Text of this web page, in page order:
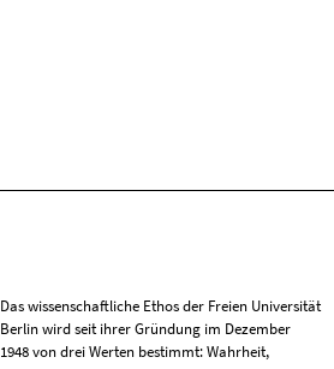
Das wissenschaftliche Ethos der Freien Universität
Berlin wird seit ihrer Gründung im Dezember
1948 von drei Werten bestimmt: Wahrheit,